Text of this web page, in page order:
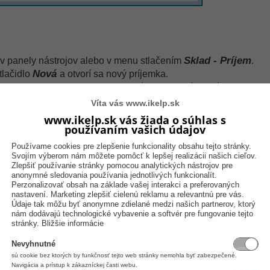
panely nástrojov alebo v menu stlačením Sklad - Príjem.
Nová a otvorí sa nový príjemka.
zoznamu vyberte pripravený druh na príjem výroby.
- príjem tovaru (výroba) .
typ viazania dokladov, sklad a ostatné, popísané v spomínanom návode.
(v našom prípadeStolička, drevo, javor).
alebo zadajte názov tovaru a stlačte tlačidlo
zobrazí sa zoznam kariet v ktorom skladovú kartu
sa zobrazí okno na zadanie množstva a ceny tovaru:
prípade 5ks).
cenu, pretože skladová cena sa bude prepočítavať podľa receptúry.
nasledovne
definuje koľko položiek sa v tejto záložke nachádza. O tejto
Víta vás www.ikelp.sk
www.ikelp.sk vás žiada o súhlas s
používaním vašich údajov
Používame cookies pre zlepšenie funkcionality obsahu tejto stránky.
Svojím výberom nám môžete pomôcť k lepšej realizácii našich cieľov.
Zlepšiť používanie stránky pomocou analytických nástrojov pre
anonymné sledovania používania jednotlivých funkcionalít.
Perzonalizovať obsah na základe vašej interakci a preferovaných
nastavení. Marketing zlepšiť cielenú reklamu a relevantnú pre vás.
Údaje tak môžu byť anonymne zdielané medzi našich partnerov, ktorý
nám dodávajú technologické vybavenie a softvér pre fungovanie tejto
stránky. Bližšie informácie
Nevyhnutné
sú cookie bez ktorých by funkčnosť tejto web stránky nemohla byť zabezpečené.
Navigácia a prístup k zákazníckej časti webu.